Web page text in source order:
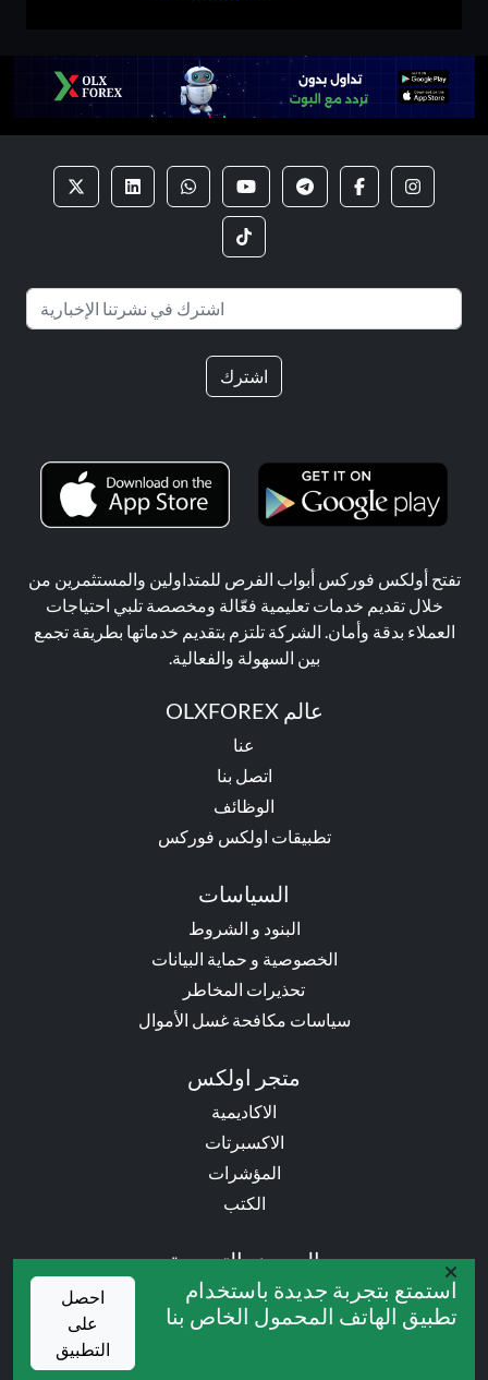
استمتع بتجربة جديدة باستخدام
تطبيق الهاتف المحمول الخاص بنا
احصل
على
التطبيق
اشترك
تفتح أولكس فوركس أبواب الفرص للمتداولين والمستثمرين من
خلال تقديم خدمات تعليمية فعّالة ومخصصة تلبي احتياجات
العملاء بدقة وأمان. الشركة تلتزم بتقديم خدماتها بطريقة تجمع
بين السهولة والفعالية.
عالم OLXFOREX
عنا
اتصل بنا
الوظائف
تطبيقات اولكس فوركس
السياسات
البنود و الشروط
الخصوصية و حماية البيانات
تحذيرات المخاطر
سياسات مكافحة غسل الأموال
متجر اولكس
الاكاديمية
الاكسبرتات
المؤشرات
الكتب
العروض التروجية
المسابقات
الكاش باك